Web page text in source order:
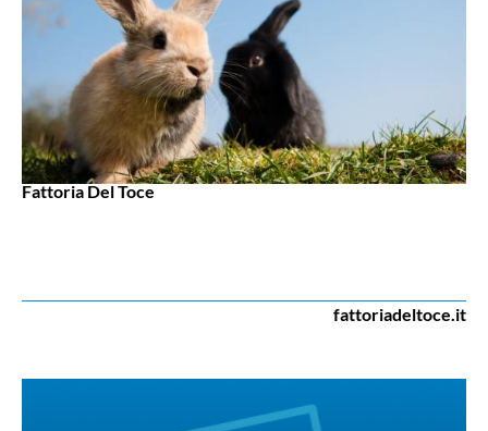
Fattoria Del Toce
fattoriadeltoce.it